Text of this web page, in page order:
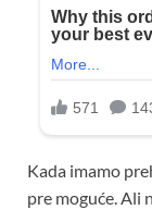
Kada imamo
pre moguće. Ali